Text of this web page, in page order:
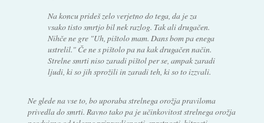
Na koncu prideš zelo verjetno do tega, da je za
vsako tisto smrtjo bil nek razlog. Tak ali drugačen.
Nihče ne gre "Uh, pištolo mam. Dans bom pa enega
ustrelil." Če ne s pištolo pa na kak drugačen način.
Strelne smrti niso zaradi pištol per se, ampak zaradi
ljudi, ki so jih sprožili in zaradi teh, ki so to izzvali.
Ne glede na vse to, bo uporaba strelnega orožja praviloma
privedla do smrti. Ravno tako pa je učinkovitost strelnega orožja